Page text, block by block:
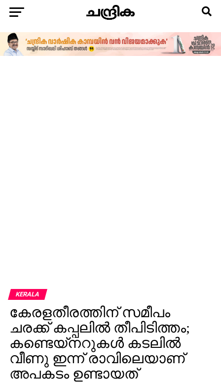
KERALA
കേരളതീരത്തിന് സമീപം
ചരക്ക് കപ്പലില്‍ തീപിടിത്തം;
കണ്ടെയ്‌നറുകള്‍ കടലില്‍
വീണു ഇന്ന് രാവിലെയാണ്
അപകടം ഉണ്ടായത്